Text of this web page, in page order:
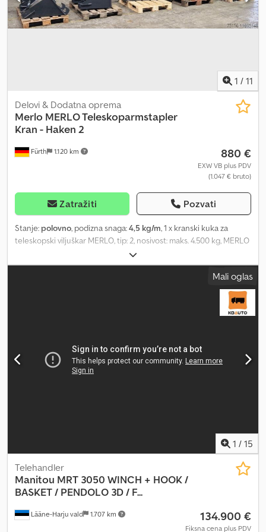
točkova 455/70 Michelin, standardna nosač-viljuška, daljinsko
upravljanje sa 2 džojstika, automatsko poravnanje točkova,
komplet za vožnju pri obrtanju nadgradnje od 180 stepeni, žičana
1 / 11
Fürth 1.120 km
Delovi & Dodatna oprema
Merlo MERLO Teleskoparmstapler
Kran - Haken 2
880 €
EXW VB plus PDV
(1.047 € bruto)
Zatražiti Pozvati
Stanje: polovno, podizna snaga:4,5 kg/m, 1 x kranski kuka za
teleskopski viljuškar MERLO, tip: 2, nosivost: maks. 4.500 kg, MERLO
– prihvat, težina: cca 75 kg. Transportne dimenzije: dužina: cca 800
mm, širina: cca 440 mm, visina: cca 600 mm. Cena je neto za izvoz,
FINANSIRANJA / POVOLJAN TRANSPORT (SVETSKA ISPORUKA) /
Mali oglas
1 / 15
Lääne-Harju vald 1.707 km
Telehandler
Manitou MRT 3050 WINCH + HOOK /
BASKET / PENDOLO 3D / F...
134.900 €
Fiksna cena plus PDV